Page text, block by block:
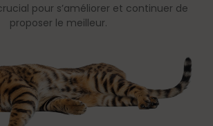
pour s’améliorer et continuer de
proposer le meilleur.